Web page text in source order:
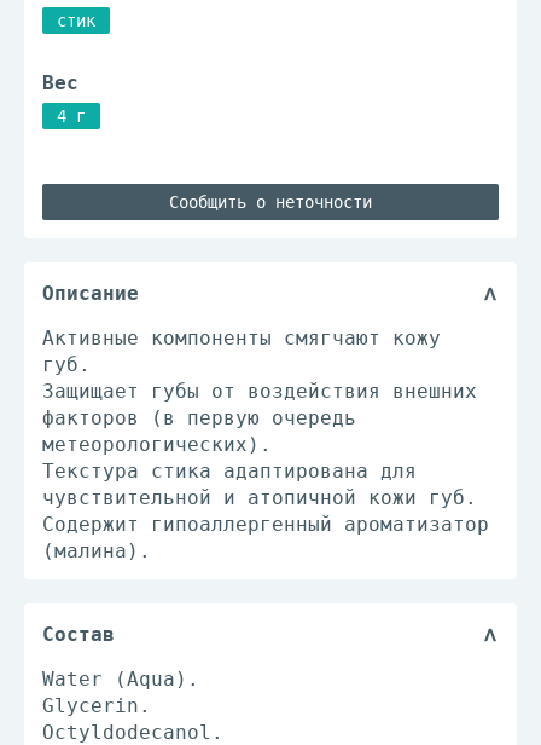
стик
Вес
4 г
Сообщить о неточности
Описание
Активные компоненты смягчают кожу
губ.
Защищает губы от воздействия внешних
факторов (в первую очередь
метеорологических).
Текстура стика адаптирована для
чувствительной и атопичной кожи губ.
Содержит гипоаллергенный ароматизатор
(малина).
Состав
Water (Aqua).
Glycerin.
Octyldodecanol.